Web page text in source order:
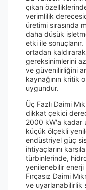
çıkan
verimlilik
üretimi sırasında
daha düşük
etki ile sonuçlanır.
ortadan kaldırarak
gereksinimlerini
ve güvenilirliğini
kaynağının kritik
uygundur.
Üç Fazlı Daimi
dikkat çekici
2000 kW'a kadar
küçük ölçekli
endüstriyel güç
ihtiyaçlarını
türbinlerinde,
yenilenebilir enerji
Fırçasız Daimi
ve uyarlanabilirlik